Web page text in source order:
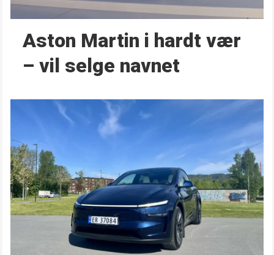
Aston Martin i hardt vær
– vil selge navnet